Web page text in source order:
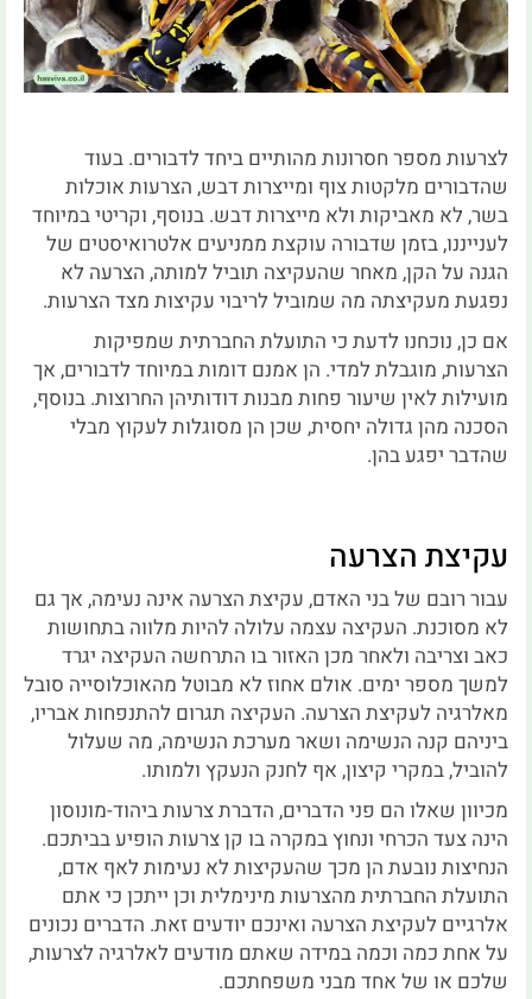
לצרעות מספר חסרונות מהותיים ביחד לדבורים. בעוד
שהדבורים מלקטות צוף ומייצרות דבש, הצרעות אוכלות
בשר, לא מאביקות ולא מייצרות דבש. בנוסף, וקריטי במיוחד
לענייננו, בזמן שדבורה עוקצת ממניעים אלטרואיסטים של
הגנה על הקן, מאחר שהעקיצה תוביל למותה, הצרעה לא
נפגעת מעקיצתה מה שמוביל לריבוי עקיצות מצד הצרעות.
אם כן, נוכחנו לדעת כי התועלת החברתית שמפיקות
הצרעות, מוגבלת למדי. הן אמנם דומות במיוחד לדבורים, אך
מועילות לאין שיעור פחות מבנות דודותיהן החרוצות. בנוסף,
הסכנה מהן גדולה יחסית, שכן הן מסוגלות לעקוץ מבלי
שהדבר יפגע בהן.
עקיצת הצרעה
עבור רובם של בני האדם, עקיצת הצרעה אינה נעימה, אך גם
לא מסוכנת. העקיצה עצמה עלולה להיות מלווה בתחושות
כאב וצריבה ולאחר מכן האזור בו התרחשה העקיצה יגרד
למשך מספר ימים. אולם אחוז לא מבוטל מהאוכלוסייה סובל
מאלרגיה לעקיצת הצרעה. העקיצה תגרום להתנפחות אבריו,
ביניהם קנה הנשימה ושאר מערכת הנשימה, מה שעלול
להוביל, במקרי קיצון, אף לחנק הנעקץ ולמותו.
מכיוון שאלו הם פני הדברים, הדברת צרעות ביהוד-מונוסון
הינה צעד הכרחי ונחוץ במקרה בו קן צרעות הופיע בביתכם.
הנחיצות נובעת הן מכך שהעקיצות לא נעימות לאף אדם,
התועלת החברתית מהצרעות מינימלית וכן ייתכן כי אתם
אלרגיים לעקיצת הצרעה ואינכם יודעים זאת. הדברים נכונים
על אחת כמה וכמה במידה שאתם מודעים לאלרגיה לצרעות,
שלכם או של אחד מבני משפחתכם.